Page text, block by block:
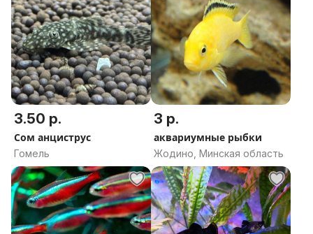
3.50 р.
Сом анциструс
Гомель
3 р.
аквариумные рыбки
Жодино, Минская область